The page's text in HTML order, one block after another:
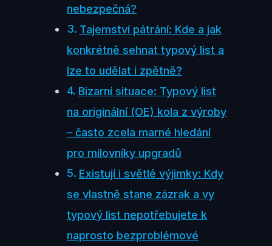
nebezpečná?
Tajemství pátrání: Kde a jak
konkrétně sehnat typový list a
lze to udělat i zpětně?
Bizarní situace: Typový list
na originální (OE) kola z výroby
– často zcela marné hledání
pro milovníky upgradů
Existují i světlé výjimky: Kdy
se vlastně stane zázrak a vy
typový list nepotřebujete k
naprosto bezproblémové